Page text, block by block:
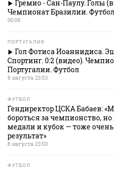
Гремио - Сан-Паулу. Голы
Чемпионат Бразилии.
00:08
ПОРТУГАЛИЯ
Гол Фотиса Иоаннидиса.
Спортинг. 0:2 (видео).
Португалии. Футбол
8 августа 23:53
ФУТБОЛ
Гендиректор ЦСКА Бабаев:
бороться за чемпионство,
медали и кубок — тоже
результат»
8 августа 23:50
ФУТБОЛ